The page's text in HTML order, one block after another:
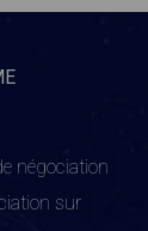
négociation
sur